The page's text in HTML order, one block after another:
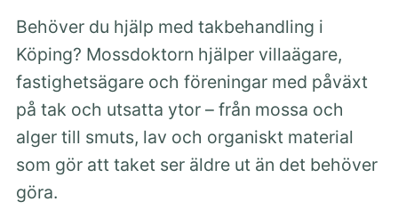
Behöver du hjälp med takbehandling i
Köping? Mossdoktorn hjälper villaägare,
fastighetsägare och föreningar med påväxt
på tak och utsatta ytor – från mossa och
alger till smuts, lav och organiskt material
som gör att taket ser äldre ut än det behöver
göra.